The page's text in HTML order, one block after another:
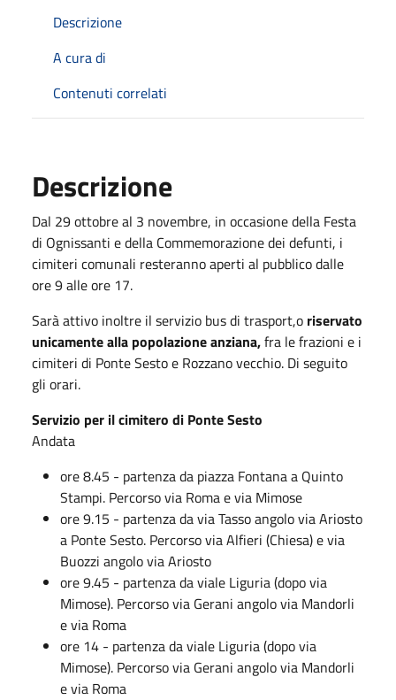
Descrizione
A cura di
Contenuti correlati
Descrizione
Dal 29 ottobre al 3 novembre, in occasione della Festa
di Ognissanti e della Commemorazione dei defunti, i
cimiteri comunali resteranno aperti al pubblico dalle
ore 9 alle ore 17.
Sarà attivo inoltre il servizio bus di trasport,o riservato
unicamente alla popolazione anziana,fra le frazioni e i
cimiteri di Ponte Sesto e Rozzano vecchio. Di seguito
gli orari.
Servizio per il cimitero di Ponte Sesto
Andata
ore 8.45 - partenza da piazza Fontana a Quinto
Stampi. Percorso via Roma e via Mimose
ore 9.15 - partenza da via Tasso angolo via Ariosto
a Ponte Sesto. Percorso via Alfieri (Chiesa) e via
Buozzi angolo via Ariosto
ore 9.45 - partenza da viale Liguria (dopo via
Mimose). Percorso via Gerani angolo via Mandorli
e via Roma
ore 14 - partenza da viale Liguria (dopo via
Mimose). Percorso via Gerani angolo via Mandorli
e via Roma